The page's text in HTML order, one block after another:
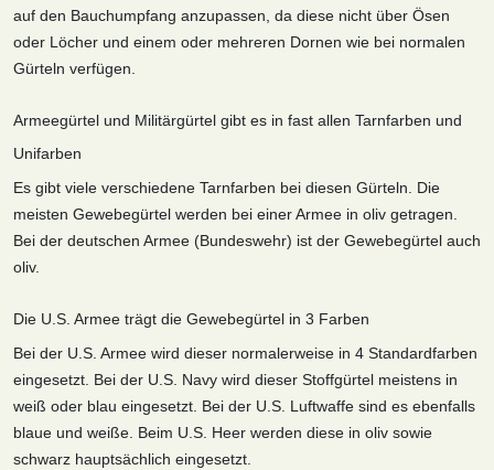
auf den Bauchumpfang anzupassen, da diese nicht über Ösen
oder Löcher und einem oder mehreren Dornen wie bei normalen
Gürteln verfügen.
Armeegürtel und Militärgürtel gibt es in fast allen Tarnfarben und
Unifarben
Es gibt viele verschiedene Tarnfarben bei diesen Gürteln. Die
meisten Gewebegürtel werden bei einer Armee in oliv getragen.
Bei der deutschen Armee (Bundeswehr) ist der Gewebegürtel auch
oliv.
Die U.S. Armee trägt die Gewebegürtel in 3 Farben
Bei der U.S. Armee wird dieser normalerweise in 4 Standardfarben
eingesetzt. Bei der U.S. Navy wird dieser Stoffgürtel meistens in
weiß oder blau eingesetzt. Bei der U.S. Luftwaffe sind es ebenfalls
blaue und weiße. Beim U.S. Heer werden diese in oliv sowie
schwarz hauptsächlich eingesetzt.